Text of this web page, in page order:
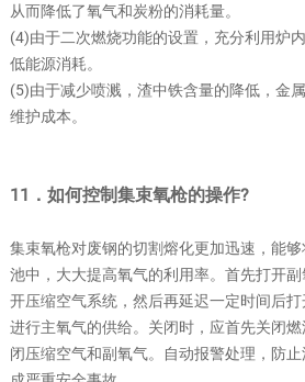
从而降低了氧气和炭粉的消耗量。
(4)由于二次燃烧功能的设置，充分利用炉
低能源消耗。
(5)由于减少喷溅，渣中铁含量的降低，金
维护成本。
11．如何控制集束氧枪的操作?
集束氧枪对废钢的切割熔化更加迅速，能
池中，大大提高氧气的利用率。首先打开
开压缩空气系统，然后再延迟一定时间后
进行主氧气的供给。关闭时，应首先关闭
闭压缩空气和副氧气。自动报警处理，防